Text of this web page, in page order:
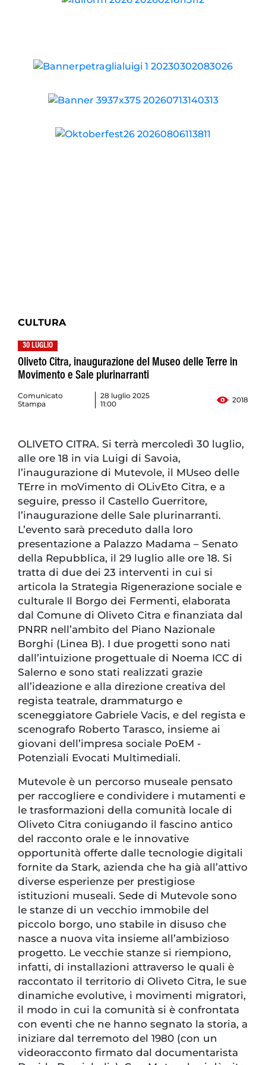
CULTURA
30 LUGLIO
Oliveto Citra, inaugurazione del Museo delle Terre in
Movimento e Sale plurinarranti
Comunicato
Stampa
28 luglio 2025
11:00
2018
OLIVETO CITRA. Si terrà mercoledì 30 luglio,
alle ore 18 in via Luigi di Savoia,
l’inaugurazione di Mutevole, il MUseo delle
TErre in moVimento di OLivEto Citra, e a
seguire, presso il Castello Guerritore,
l’inaugurazione delle Sale plurinarranti.
L’evento sarà preceduto dalla loro
presentazione a Palazzo Madama – Senato
della Repubblica, il 29 luglio alle ore 18. Si
tratta di due dei 23 interventi in cui si
articola la Strategia Rigenerazione sociale e
culturale Il Borgo dei Fermenti, elaborata
dal Comune di Oliveto Citra e finanziata dal
PNRR nell’ambito del Piano Nazionale
Borghi (Linea B). I due progetti sono nati
dall’intuizione progettuale di Noema ICC di
Salerno e sono stati realizzati grazie
all’ideazione e alla direzione creativa del
regista teatrale, drammaturgo e
sceneggiatore Gabriele Vacis, e del regista e
scenografo Roberto Tarasco, insieme ai
giovani dell’impresa sociale PoEM -
Potenziali Evocati Multimediali.
Mutevole è un percorso museale pensato
per raccogliere e condividere i mutamenti e
le trasformazioni della comunità locale di
Oliveto Citra coniugando il fascino antico
del racconto orale e le innovative
opportunità offerte dalle tecnologie digitali
fornite da Stark, azienda che ha già all’attivo
diverse esperienze per prestigiose
istituzioni museali. Sede di Mutevole sono
le stanze di un vecchio immobile del
piccolo borgo, uno stabile in disuso che
nasce a nuova vita insieme all’ambizioso
progetto. Le vecchie stanze si riempiono,
infatti, di installazioni attraverso le quali è
raccontato il territorio di Oliveto Citra, le sue
dinamiche evolutive, i movimenti migratori,
il modo in cui la comunità si è confrontata
con eventi che ne hanno segnato la storia, a
iniziare dal terremoto del 1980 (con un
videoracconto firmato dal documentarista